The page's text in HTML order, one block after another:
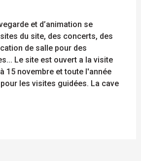
et d’animation se
du site, des concerts, des
de salle pour des
Le site est ouvert a la visite
15 novembre et toute l'année
les visites guidées. La cave